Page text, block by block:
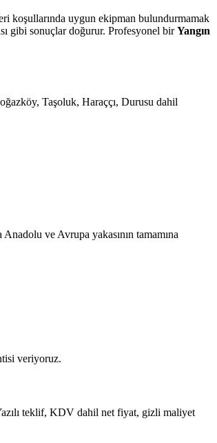
koşullarında uygun ekipman bulundurmamak
gibi sonuçlar doğurur. Profesyonel birYangın
Taşoluk, Haraççı, Durusu dahil
ve Avrupa yakasının tamamına
veriyoruz.
teklif, KDV dahil net fiyat, gizli maliyet